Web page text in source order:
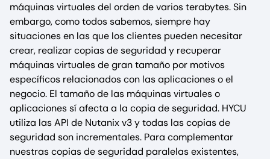
máquinas virtuales del orden de varios terabytes. Sin
embargo, como todos sabemos, siempre hay
situaciones en las que los clientes pueden necesitar
crear, realizar copias de seguridad y recuperar
máquinas virtuales de gran tamaño por motivos
específicos relacionados con las aplicaciones o el
negocio. El tamaño de las máquinas virtuales o
aplicaciones sí afecta a la copia de seguridad. HYCU
utiliza las API de Nutanix v3 y todas las copias de
seguridad son incrementales. Para complementar
nuestras copias de seguridad paralelas existentes,